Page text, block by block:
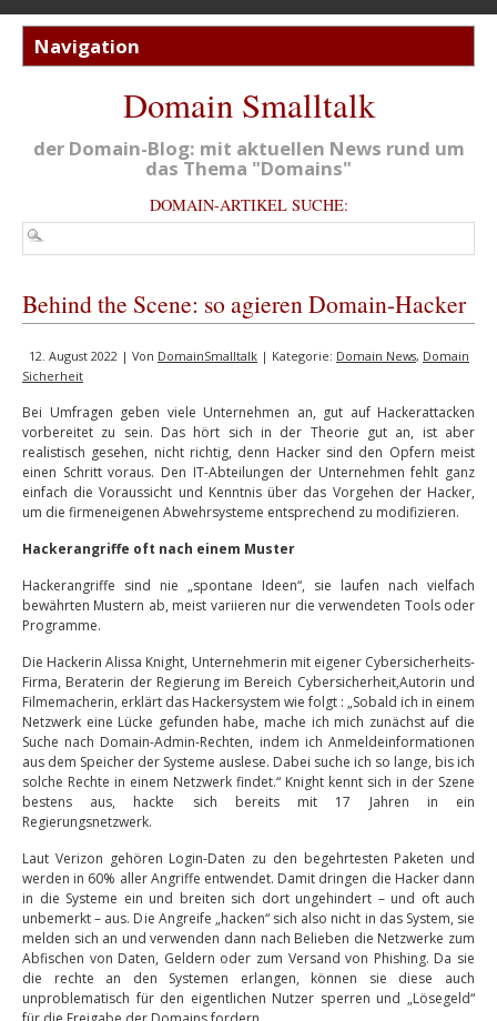
Domain Smalltalk
der Domain-Blog: mit aktuellen News rund um
das Thema "Domains"
DOMAIN-ARTIKEL SUCHE:
Behind the Scene: so agieren Domain-Hacker
12. August 2022 | Von DomainSmalltalk | Kategorie: Domain News, Domain
Sicherheit
Bei Umfragen geben viele Unternehmen an, gut auf Hackerattacken
vorbereitet zu sein. Das hört sich in der Theorie gut an, ist aber
realistisch gesehen, nicht richtig, denn Hacker sind den Opfern meist
einen Schritt voraus. Den IT-Abteilungen der Unternehmen fehlt ganz
einfach die Voraussicht und Kenntnis über das Vorgehen der Hacker,
um die firmeneigenen Abwehrsysteme entsprechend zu modifizieren.
Hackerangriffe oft nach einem Muster
Hackerangriffe sind nie „spontane Ideen“, sie laufen nach vielfach
bewährten Mustern ab, meist variieren nur die verwendeten Tools oder
Programme.
Die Hackerin Alissa Knight, Unternehmerin mit eigener Cybersicherheits-
Firma, Beraterin der Regierung im Bereich Cybersicherheit,Autorin und
Filmemacherin, erklärt das Hackersystem wie folgt : „Sobald ich in einem
Netzwerk eine Lücke gefunden habe, mache ich mich zunächst auf die
Suche nach Domain-Admin-Rechten, indem ich Anmeldeinformationen
aus dem Speicher der Systeme auslese. Dabei suche ich so lange, bis ich
solche Rechte in einem Netzwerk findet.“ Knight kennt sich in der Szene
bestens aus, hackte sich bereits mit 17 Jahren in ein
Regierungsnetzwerk.
Laut Verizon gehören Login-Daten zu den begehrtesten Paketen und
werden in 60% aller Angriffe entwendet. Damit dringen die Hacker dann
in die Systeme ein und breiten sich dort ungehindert – und oft auch
unbemerkt – aus. Die Angreife „hacken“ sich also nicht in das System, sie
melden sich an und verwenden dann nach Belieben die Netzwerke zum
Abfischen von Daten, Geldern oder zum Versand von Phishing. Da sie
die rechte an den Systemen erlangen, können sie diese auch
unproblematisch für den eigentlichen Nutzer sperren und „Lösegeld“